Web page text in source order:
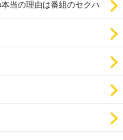
当の理由は番組のセクハ